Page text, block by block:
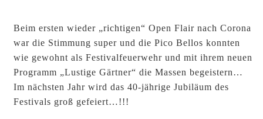
Beim ersten wieder „richtigen“ Open Flair nach Corona
war die Stimmung super und die Pico Bellos konnten
wie gewohnt als Festivalfeuerwehr und mit ihrem neuen
Programm „Lustige Gärtner“ die Massen begeistern…
Im nächsten Jahr wird das 40-jährige Jubiläum des
Festivals groß gefeiert…!!!